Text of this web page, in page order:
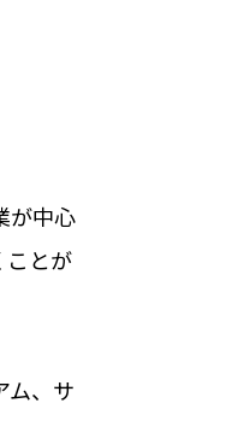
が中心
ことが
ム、サ